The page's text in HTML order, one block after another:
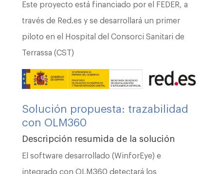
Este proyecto está financiado por el FEDER, a
través de Red.es y se desarrollará un primer
piloto en el Hospital del Consorci Sanitari de
Terrassa (CST)
Solución propuesta: trazabilidad
con OLM360
Descripción resumida de la solución
El software desarrollado (WinforEye) e
integrado con OLM360 detectará los